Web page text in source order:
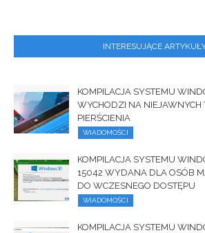
INTERESUJĄCE
KOMPILACJA SYSTEMU
WYCHODZI NA NIEJAWNYCH
PIERŚCIENIA
WIADOMOŚCI
KOMPILACJA SYSTEMU
15042 WYDANA DLA OSÓB
DO WCZESNEGO DOSTĘPU
WIADOMOŚCI
KOMPILACJA SYSTEMU